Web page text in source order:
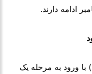
ادامه دارند.
مسابقات تنیس آزاد آمریکا (US Open) با ورود به مرحله یک